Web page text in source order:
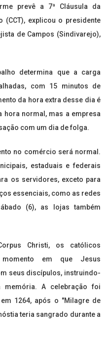
prevê a 7ª Cláusula da
(CCT), explicou o presidente
de Campos (Sindivarejo),
determina que a carga
com 15 minutos de
da hora extra desse dia é
hora normal, mas a empresa
com um dia de folga.
no comércio será normal.
estaduais e federais
os servidores, exceto para
essenciais, como as redes
(6), as lojas também
Christi, os católicos
em que Jesus
seus discípulos, instruindo-
A celebração foi
1264, após o "Milagre de
teria sangrado durante a